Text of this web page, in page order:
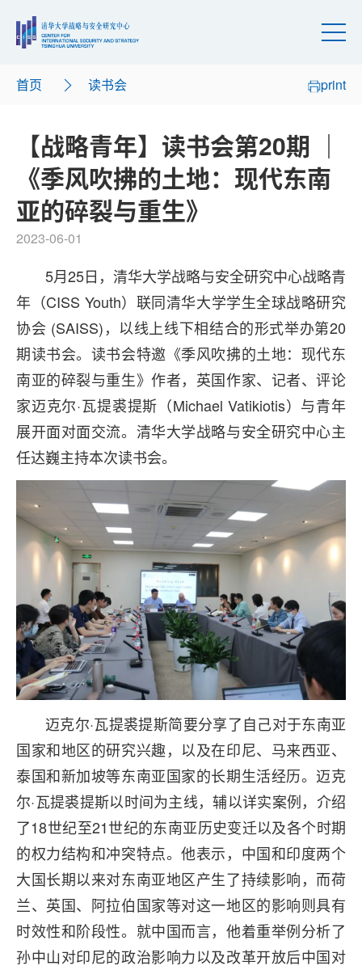
首页 读书会 print
【战略青年】读书会第20期 ｜
《季风吹拂的土地：现代东南
亚的碎裂与重生》
2023-06-01
5月25日，清华大学战略与安全研究中心战略青
年（CISS Youth）联同清华大学学生全球战略研究
协会 (SAISS)，以线上线下相结合的形式举办第20
期读书会。读书会特邀《季风吹拂的土地：现代东
南亚的碎裂与重生》作者，英国作家、记者、评论
家迈克尔·瓦提裘提斯（Michael Vatikiotis）与青年
展开面对面交流。清华大学战略与安全研究中心主
任达巍主持本次读书会。
迈克尔·瓦提裘提斯简要分享了自己对于东南亚
国家和地区的研究兴趣，以及在印尼、马来西亚、
泰国和新加坡等东南亚国家的长期生活经历。迈克
尔·瓦提裘提斯以时间为主线，辅以详实案例，介绍
了18世纪至21世纪的东南亚历史变迁以及各个时期
的权力结构和冲突特点。他表示，中国和印度两个
大国长期以来对东南亚地区产生了持续影响，而荷
兰、英国、阿拉伯国家等对这一地区的影响则具有
时效性和阶段性。就中国而言，他着重举例分析了
孙中山对印尼的政治影响力以及改革开放后中国对